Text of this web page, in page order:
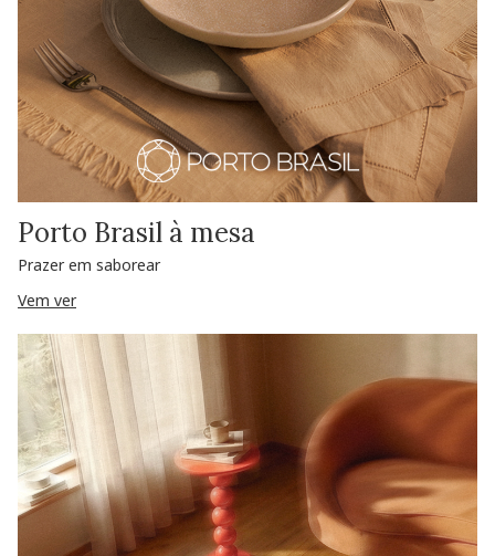
Porto Brasil à mesa
Prazer em saborear
Vem ver